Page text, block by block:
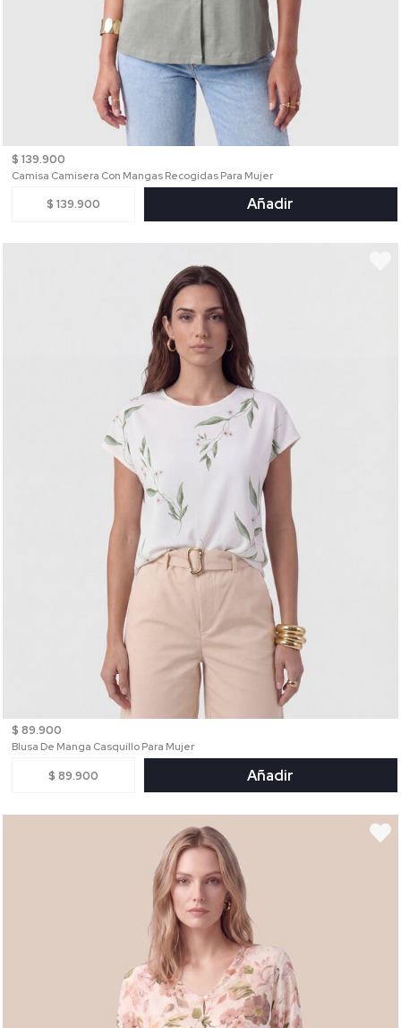
$ 139.900
Camisa Camisera Con Mangas Recogidas Para Mujer
$ 139.900 Añadir
$ 89.900
Blusa De Manga Casquillo Para Mujer
$ 89.900 Añadir